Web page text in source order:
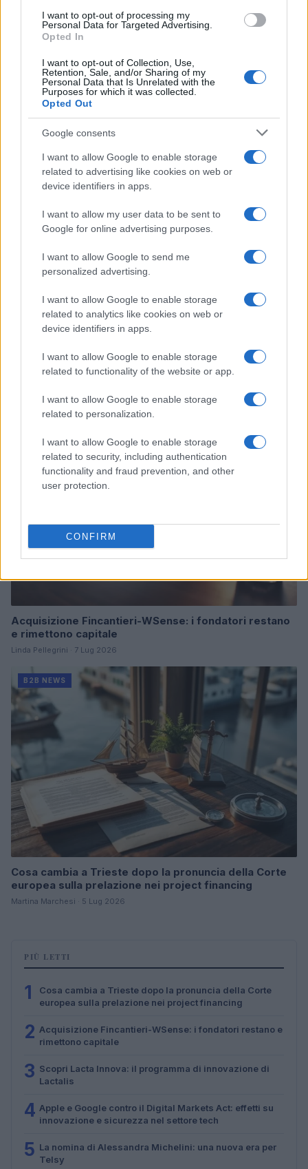
I want to opt-out of processing my
Personal Data for Targeted Advertising.
Opted In
I want to opt-out of Collection, Use,
Retention, Sale, and/or Sharing of my
Personal Data that Is Unrelated with the
Purposes for which it was collected.
Opted Out
Google consents
I want to allow Google to enable storage
related to advertising like cookies on web or
device identifiers in apps.
I want to allow my user data to be sent to
Google for online advertising purposes.
I want to allow Google to send me
personalized advertising.
I want to allow Google to enable storage
related to analytics like cookies on web or
device identifiers in apps.
I want to allow Google to enable storage
related to functionality of the website or app.
I want to allow Google to enable storage
related to personalization.
I want to allow Google to enable storage
related to security, including authentication
functionality and fraud prevention, and other
user protection.
CONFIRM
Continua a leggere
B2B NEWS
Ripensare le tecnologie umanitarie oltre i criteri dei
Martina Marchesi · 10 Lug 2026
Acquisizione Fincantieri-WSense: i fondatori restano
e rimettono capitale
Linda Pellegrini · 7 Lug 2026
B2B NEWS
Cosa cambia a Trieste dopo la pronuncia della Corte
europea sulla prelazione nei project financing
Martina Marchesi · 5 Lug 2026
PIÙ LETTI
1
Cosa cambia a Trieste dopo la pronuncia della Corte
europea sulla prelazione nei project financing
2 Acquisizione Fincantieri-WSense: i fondatori restano e
rimettono capitale
3 Scopri Lacta Innova: il programma di innovazione di
Lactalis
4 Apple e Google contro il Digital Markets Act: effetti su
innovazione e sicurezza nel settore tech
5 La nomina di Alessandra Michelini: una nuova era per
Telsy